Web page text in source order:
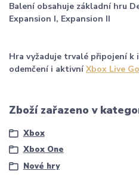
Balení obsahuje základní hru
Expansion I, Expansion II
Hra vyžaduje trvalé připojení
odemčení i aktivníXbox Live
Zboží zařazeno v
Xbox
Xbox One
Nové hry